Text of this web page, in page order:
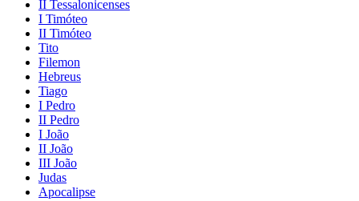
II Tessalonicenses
I Timóteo
II Timóteo
Tito
Filemon
Hebreus
Tiago
I Pedro
II Pedro
I João
II João
III João
Judas
Apocalipse